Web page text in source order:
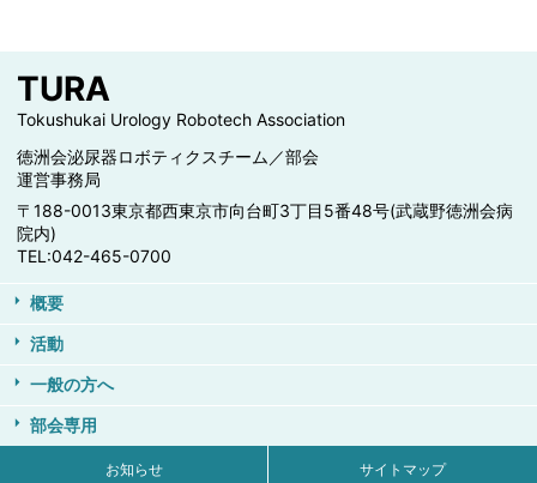
TURA
Tokushukai Urology Robotech Association
徳洲会泌尿器ロボティクスチーム／部会
運営事務局
〒188-0013東京都西東京市向台町3丁目5番48号(武蔵野徳洲会病
院内)
TEL:042-465-0700
概要
活動
一般の方へ
部会専用
お知らせ サイトマップ